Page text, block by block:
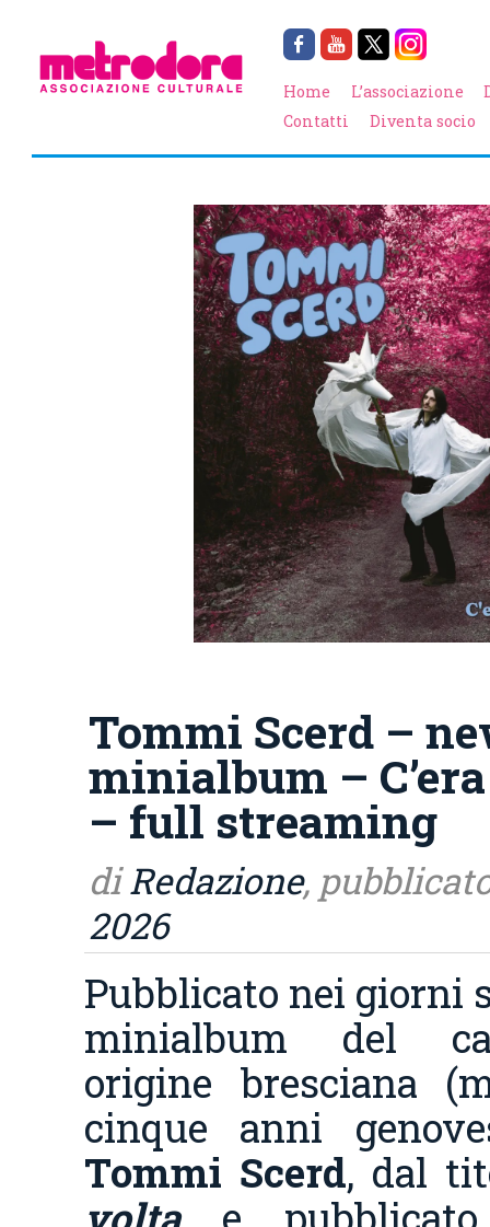
Home L’associazione
Contatti
Diventa socio
Tommi Scerd –
minialbum –
– full streaming
diRedazione,
2026
Pubblicato nei giorni
minialbum del
origine bresciana
cinque anni
Tommi Scerd, dal